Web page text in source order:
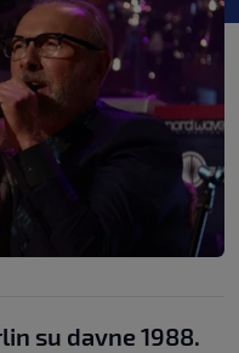
su davne 1988.